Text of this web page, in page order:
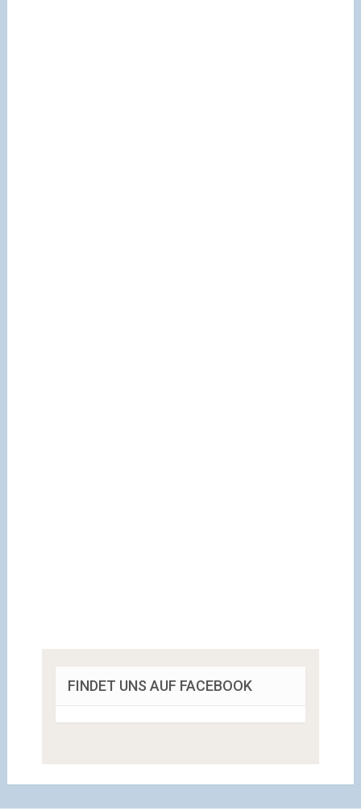
FINDET UNS AUF FACEBOOK